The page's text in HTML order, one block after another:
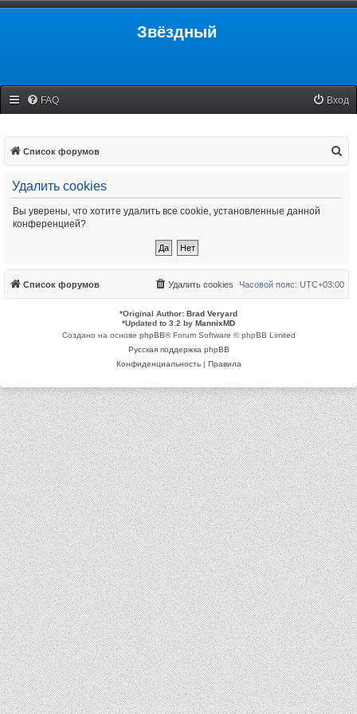
Звёздный
FAQ Вход
Список форумов
Удалить cookies
Вы уверены, что хотите удалить все cookie, установленные данной
конференцией?
Список форумов Часовой пояс: UTC+03:00
Удалить cookies
*Original Author: Brad Veryard
*Updated to 3.2 by MannixMD
Создано на основе phpBB® Forum Software © phpBB Limited
Русская поддержка phpBB
Конфиденциальность| Правила